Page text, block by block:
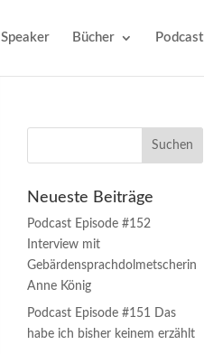
Speaker Bücher Podcast
Neueste Beiträge
Podcast Episode #152
Interview mit
Gebärdensprachdolmetscherin
Anne König
Podcast Episode #151 Das
habe ich bisher keinem erzählt